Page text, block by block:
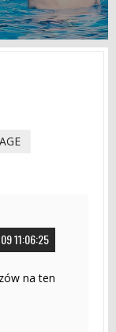
11:06:25
na ten